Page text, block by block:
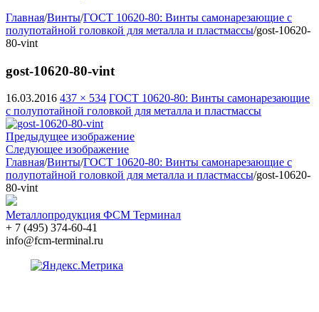
Главная/Винты/ГОСТ 10620-80: Винты самонарезающие с
полупотайной головкой для металла и пластмассы/gost-10620-
80-vint
gost-10620-80-vint
16.03.2016 437 × 534 ГОСТ 10620-80: Винты самонарезающие
с полупотайной головкой для металла и пластмассы
Предыдущее изображение
Следующее изображение
Главная/Винты/ГОСТ 10620-80: Винты самонарезающие с
полупотайной головкой для металла и пластмассы/gost-10620-
80-vint
Металлопродукция ФСМ Терминал
+ 7 (495) 374-60-41
info@fcm-terminal.ru